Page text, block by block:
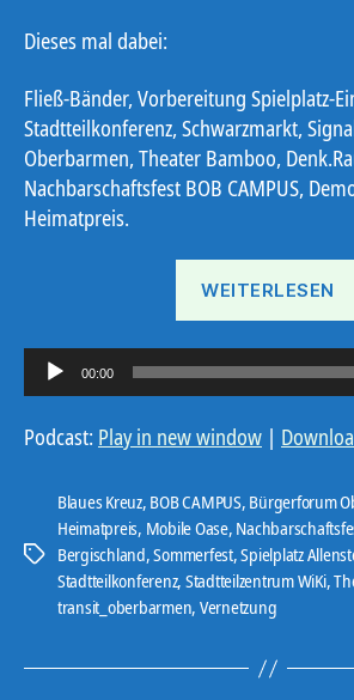
Dieses mal dabei:
Fließ-Bänder, Vorbereitung Spielplatz-
Stadtteilkonferenz, Schwarzmarkt,
Oberbarmen, Theater Bamboo,
Nachbarschaftsfest BOB CAMPUS,
Heimatpreis.
WEITERLESEN
u
d
P
00:00
Podcast: Play in new window |
Schlagwörter
Blaues Kreuz, BOB CAMPUS, Bürgerforum
Heimatpreis, Mobile Oase,
Bergischland,Sommerfest,Spielplatz
Stadtteilkonferenz, Stadtteilzentrum WiKi,
transit_oberbarmen, Vernetzung